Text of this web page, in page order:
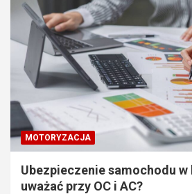
MOTORYZACJA
Ubezpieczenie samochodu w
uważać przy OC i AC?